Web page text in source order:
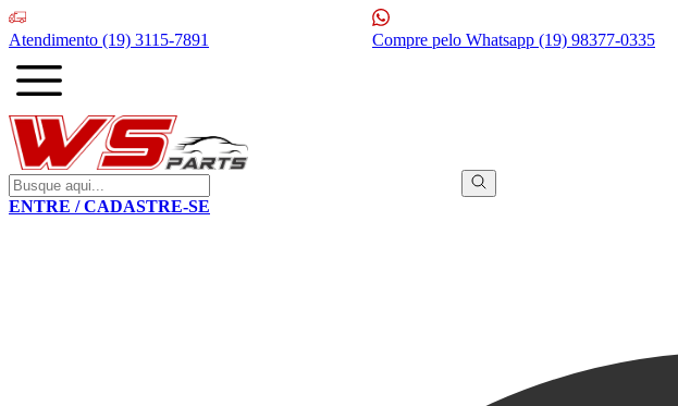
Atendimento (19) 3115-7891 Compre pelo Whatsapp (19) 98377-0335
ENTRE / CADASTRE-SE